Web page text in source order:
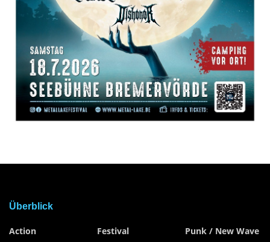
Überblick
Action
Festival
Punk / New Wave